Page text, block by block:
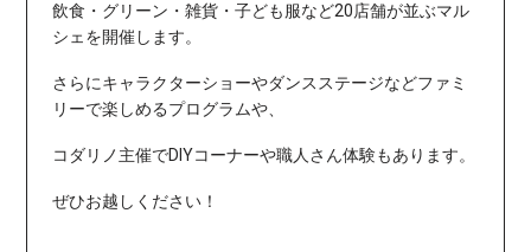
飲食・グリーン・雑貨・子ども服など20店舗が並ぶマル
シェを開催します。
さらにキャラクターショーやダンスステージなどファミ
リーで楽しめるプログラムや、
コダリノ主催でDIYコーナーや職人さん体験もあります。
ぜひお越しください！